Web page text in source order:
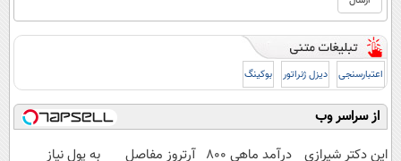
اعتبارسنجی دیزل ژنراتور بوکینگ
از سراسر وب
این دکتر شیرازی
درآمد ماهی 800 آرتروز مفاصل
به پول نیاز